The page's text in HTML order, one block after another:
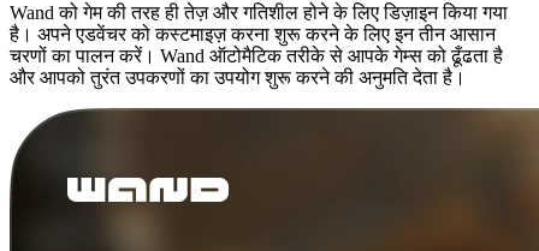
Wand को गेम की तरह ही तेज़ और गतिशील होने के लिए डिज़ाइन किया गया
है। अपने एडवेंचर को कस्टमाइज़ करना शुरू करने के लिए इन तीन आसान
चरणों का पालन करें। Wand ऑटोमैटिक तरीके से आपके गेम्स को ढूँढता है
और आपको तुरंत उपकरणों का उपयोग शुरू करने की अनुमति देता है।